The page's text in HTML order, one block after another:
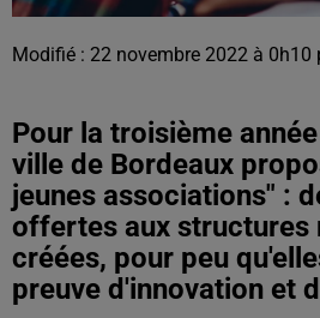
Modifié : 22 novembre 2022 à 0h10
Pour la troisième
ville de Bordeaux
jeunes associations" :
offertes aux structures
créées, pour peu
preuve d'innovation et